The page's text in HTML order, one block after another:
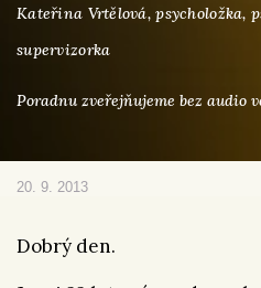
Kateřina Vrtělová,psycholožka,
supervizorka
Poradnu zveřejňujeme bez audio
20. 9. 2013
Dobrý den.